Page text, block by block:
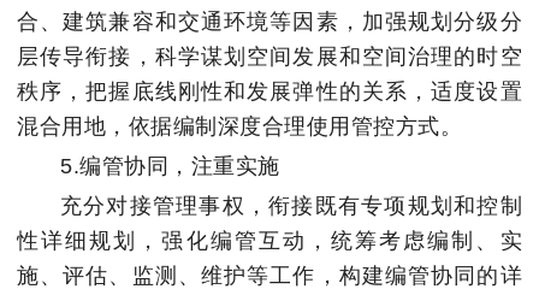
合、建筑兼容和交通环境等因素，加强规划分级分
层传导衔接，科学谋划空间发展和空间治理的时空
秩序，把握底线刚性和发展弹性的关系，适度设置
混合用地，依据编制深度合理使用管控方式。
5.编管协同，注重实施
充分对接管理事权，衔接既有专项规划和控制
性详细规划，强化编管互动，统筹考虑编制、实
施、评估、监测、维护等工作，构建编管协同的详